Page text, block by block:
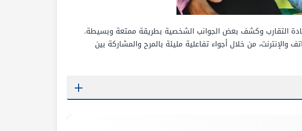
التقارب وكشف بعض الجوانب الشخصية بطريقة ممتعة وبسيطة.
من خلال أجواء تفاعلية مليئة بالمرح والمشاركة بين